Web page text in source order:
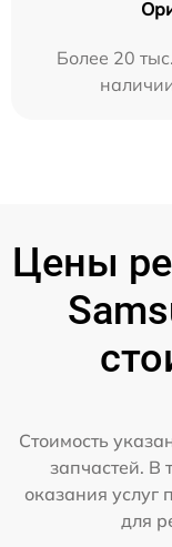
Более 20
Цены
Стоимость
запчастей. В
оказания услуг
для